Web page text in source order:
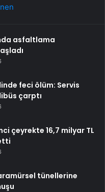
asfaltlama
feci ölüm: Servis
çarptı
çeyrekte 16,7 milyar TL
tünellerine